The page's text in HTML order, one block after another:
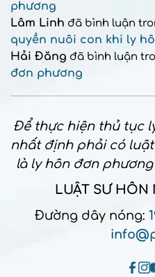
phương
Lâm Linh đã bình luận
quyền nuôi con khi ly
Hải Đăng đã bình luận
đơn phương
Để thực hiện thủ tục
nhất định phải có
là ly hôn đơn
LUẬT SƯ HÔN
Đường dây nóng: